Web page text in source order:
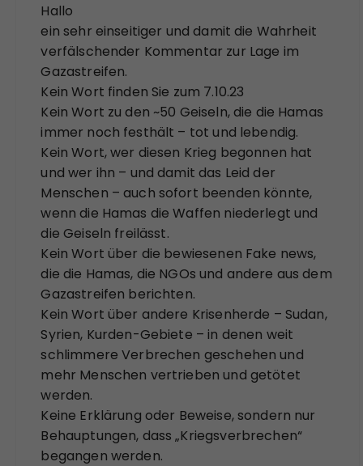
Hallo
ein sehr einseitiger und damit die Wahrheit
verfälschender Kommentar zur Lage im
Gazastreifen.
Kein Wort finden Sie zum 7.10.23
Kein Wort zu den ~50 Geiseln, die die Hamas
immer noch festhält – tot und lebendig.
Kein Wort, wer diesen Krieg begonnen hat
und wer ihn – und damit das Leid der
Menschen – auch sofort beenden könnte,
wenn die Hamas die Waffen niederlegt und
die Geiseln freilässt.
Kein Wort über die bewiesenen Fake news,
die die Hamas, die NGOs und andere aus dem
Gazastreifen berichten.
Kein Wort über andere Krisenherde – Sudan,
Syrien, Kurden-Gebiete – in denen weit
schlimmere Verbrechen geschehen und
mehr Menschen vertrieben und getötet
werden.
Keine Erklärung oder Beweise, sondern nur
Behauptungen, dass „Kriegsverbrechen“
begangen werden.